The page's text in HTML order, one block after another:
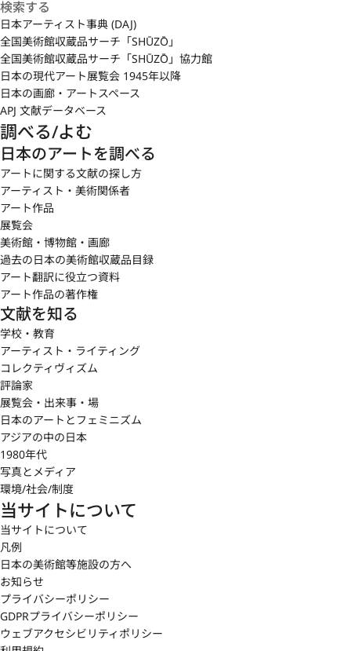
日本アーティスト事典 (DAJ)
全国美術館収蔵品サーチ「SHŪZŌ」
全国美術館収蔵品サーチ「SHŪZŌ」協力館
日本の現代アート展覧会 1945年以降
日本の画廊・アートスペース
APJ 文献データベース
調べる/よむ
日本のアートを調べる
アートに関する文献の探し方
アーティスト・美術関係者
アート作品
展覧会
美術館・博物館・画廊
過去の日本の美術館収蔵品目録
アート翻訳に役立つ資料
アート作品の著作権
文献を知る
学校・教育
アーティスト・ライティング
コレクティヴィズム
評論家
展覧会・出来事・場
日本のアートとフェミニズム
アジアの中の日本
1980年代
写真とメディア
環境/社会/制度
当サイトについて
当サイトについて
凡例
日本の美術館等施設の方へ
お知らせ
プライバシーポリシー
GDPRプライバシーポリシー
ウェブアクセシビリティポリシー